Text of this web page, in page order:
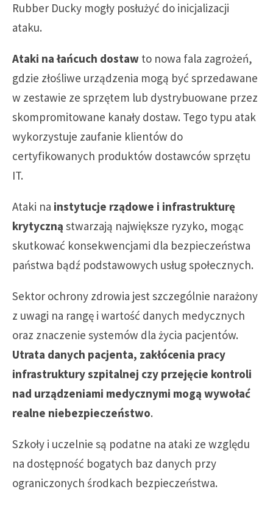
Rubber Ducky mogły posłużyć do inicjalizacji
ataku.
Ataki na łańcuch dostaw to nowa fala zagrożeń,
gdzie złośliwe urządzenia mogą być sprzedawane
w zestawie ze sprzętem lub dystrybuowane przez
skompromitowane kanały dostaw. Tego typu atak
wykorzystuje zaufanie klientów do
certyfikowanych produktów dostawców sprzętu
IT.
Ataki na instytucje rządowe i infrastrukturę
krytyczną stwarzają największe ryzyko, mogąc
skutkować konsekwencjami dla bezpieczeństwa
państwa bądź podstawowych usług społecznych.
Sektor ochrony zdrowia jest szczególnie narażony
z uwagi na rangę i wartość danych medycznych
oraz znaczenie systemów dla życia pacjentów.
Utrata danych pacjenta, zakłócenia pracy
infrastruktury szpitalnej czy przejęcie kontroli
nad urządzeniami medycznymi mogą wywołać
realne niebezpieczeństwo.
Szkoły i uczelnie są podatne na ataki ze względu
na dostępność bogatych baz danych przy
ograniczonych środkach bezpieczeństwa.